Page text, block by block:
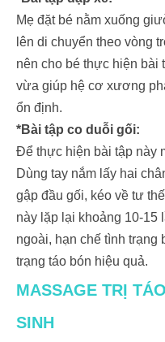
Mẹ đặt bé nằm xuống
lên di chuyển theo vòng
nên cho bé thực hiện bài
vừa giúp hệ cơ xương
ổn định.
*Bài tập co duỗi gối:
Để thực hiện bài tập này
Dùng tay nắm lấy hai
gập đầu gối, kéo về tư
này lặp lại khoảng 10-15
ngoài, hạn chế tình trạng
trạng táo bón hiệu quả.
MASSAGE TRỊ
SINH